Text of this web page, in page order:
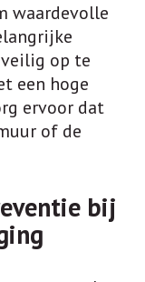
waardevolle
op te
een hoge
ervoor dat
of de
bij